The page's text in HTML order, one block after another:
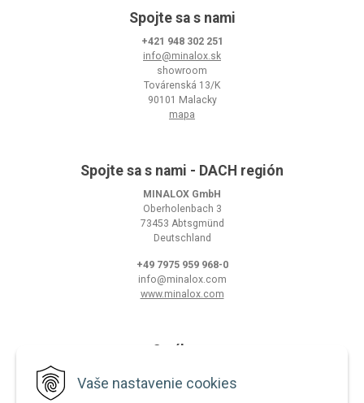
Vaše nastavenie cookies
Spojte sa s nami
+421 948 302 251
info@minalox.sk
showroom
Továrenská 13/K
90101 Malacky
mapa
Spojte sa s nami - DACH región
MINALOX GmbH
Oberholenbach 3
73453 Abtsgmünd
Deutschland
+49 7975 959 968-0
info@minalox.com
www.minalox.com
O nákupe